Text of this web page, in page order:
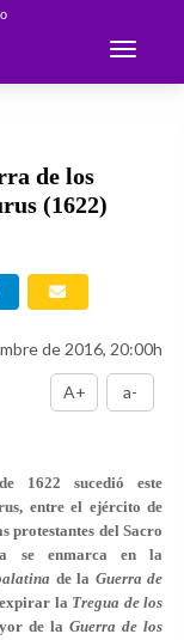
Toggle
de los
(1622)
de 2016, 20:00h
A+ a-
1622 sucedió este
entre el ejército de
protestantes del Sacro
se enmarca en la
de la Guerra de
la Tregua de los
de la Guerra de los